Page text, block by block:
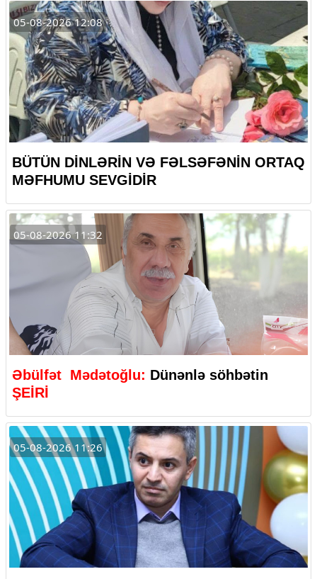
05-08-2026 12:08
BÜTÜN DİNLƏRİN VƏ FƏLSƏFƏNİN ORTAQ
MƏFHUMU SEVGİDİR
05-08-2026 11:32
Əbülfət Mədətoğlu: Dünənlə söhbətin
ŞEİRİ
05-08-2026 11:26